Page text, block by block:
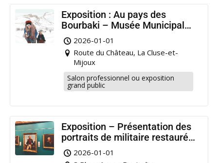
Exposition : Au pays des
Bourbaki – Musée Municipal
Pontarlier
2026-01-01
Route du Château, La Cluse-et-
Mijoux
Salon professionnel ou exposition
grand public
Exposition – Présentation des
portraits de militaire restaurés
à Pontarlier
2026-01-01